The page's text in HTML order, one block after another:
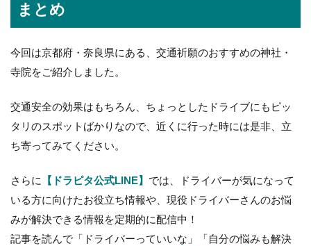
まとめ
今回は京都府・奈良県にある、交通祈願のおすすめの神社・
寺院をご紹介しました。
交通安全の効果はもちろん、ちょっとしたドライブにもピッ
タリのスポットばかりなので、近くに行った時には是非、立
ち寄ってみてください。
さらに 【ドラピタ公式LINE】 では、ドライバーが気になって
いる方に向けたお役立ち情報や、現役ドライバーさんのお悩
みが解決できる情報を定期的に配信中！
記事を読んで「ドライバーっていいな」「自分の悩みも解決